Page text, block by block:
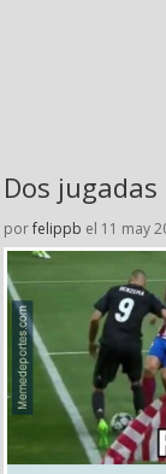
Dos
porfelippb el 11 may